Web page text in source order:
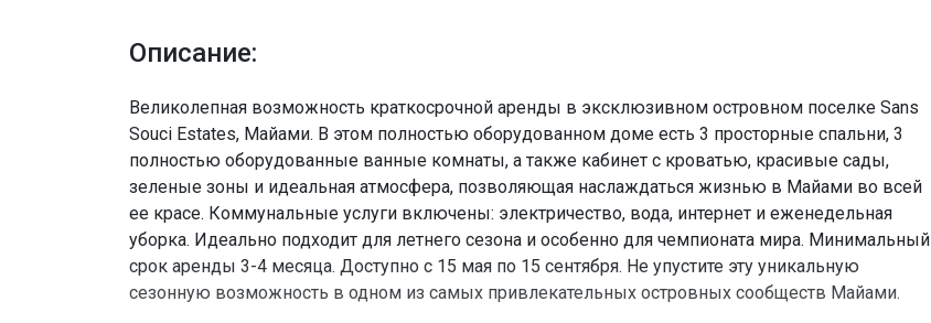
Описание:
Великолепная возможность краткосрочной аренды в эксклюзивном островном поселке Sans
Souci Estates, Майами. В этом полностью оборудованном доме есть 3 просторные спальни, 3
полностью оборудованные ванные комнаты, а также кабинет с кроватью, красивые сады,
зеленые зоны и идеальная атмосфера, позволяющая наслаждаться жизнью в Майами во всей
ее красе. Коммунальные услуги включены: электричество, вода, интернет и еженедельная
уборка. Идеально подходит для летнего сезона и особенно для чемпионата мира. Минимальный
срок аренды 3-4 месяца. Доступно с 15 мая по 15 сентября. Не упустите эту уникальную
сезонную возможность в одном из самых привлекательных островных сообществ Майами.